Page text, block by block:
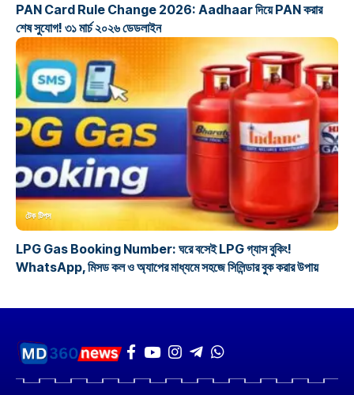
PAN Card Rule Change 2026: Aadhaar দিয়ে PAN করার
শেষ সুযোগ! ৩১ মার্চ ২০২৬ ডেডলাইন
টেক টিপস
LPG Gas Booking Number: ঘরে বসেই LPG গ্যাস বুকিং!
WhatsApp, মিসড কল ও অ্যাপের মাধ্যমে সহজে সিলিন্ডার বুক করার উপায়